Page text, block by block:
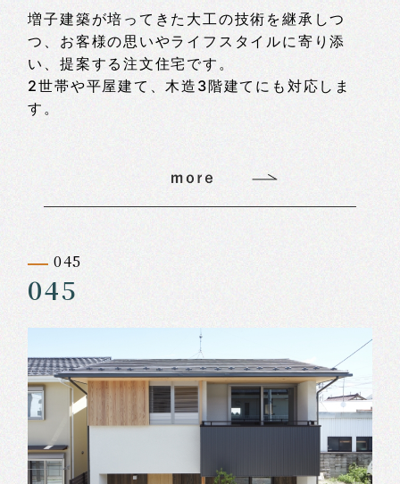
増子建築が培ってきた大工の技術を継承しつ
つ、お客様の思いやライフスタイルに寄り添
い、提案する注文住宅です。
2世帯や平屋建て、木造3階建てにも対応しま
す。
045
045